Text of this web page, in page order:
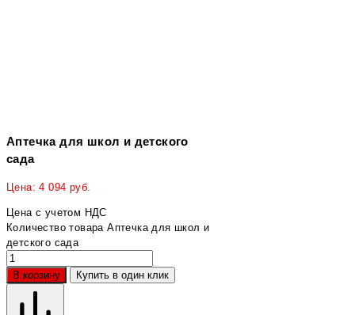
Аптечка для школ и детского
сада
Цена:4 094 руб.
Цена с учетом НДС
Количество товара Аптечка для школ и
детского сада
В корзину Купить в один клик